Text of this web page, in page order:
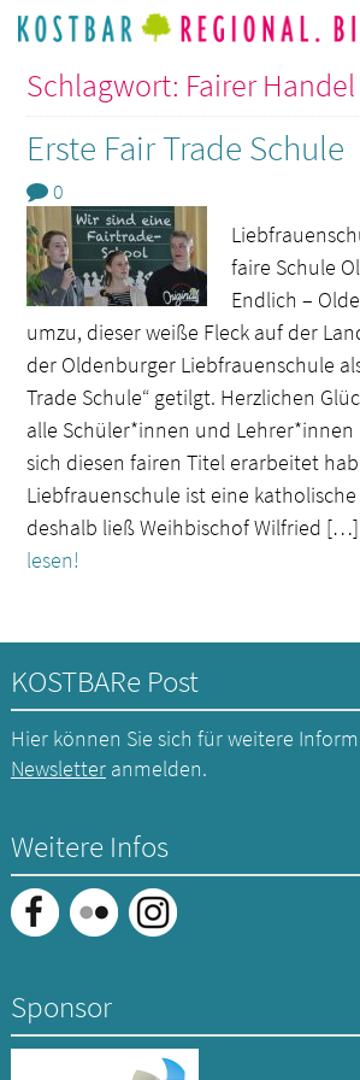
Schlagwort: Fairer Handel
Erste Fair Trade Schule
0
faire Schule
Endlich –
umzu, dieser weiße Fleck auf der
der Oldenburger Liebfrauenschule
Trade Schule“ getilgt. Herzlichen
alle Schüler*innen und
sich diesen fairen Titel erarbeitet
Liebfrauenschule ist eine
deshalb ließ Weihbischof Wilfried […]
lesen!
KOSTBARe Post
Hier können Sie sich für weitere
Newsletteranmelden.
Weitere Infos
Sponsor